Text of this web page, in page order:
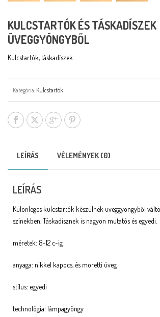
KULCSTARTÓK ÉS TÁSKADÍSZEK
ÜVEGGYÖNGYBŐL
Kulcstartók, táskadíszek
Kategória: Kulcstartók
LEÍRÁS VÉLEMÉNYEK (0)
LEÍRÁS
Különleges kulcstartók készülnek üveggyöngyből
színekben. Táskadísznek is nagyon mutatós és egyedi.
méretek: 8-12 c-ig
anyaga: nikkel kapocs, és moretti üveg
stílus: egyedi
technológia: lámpagyöngy